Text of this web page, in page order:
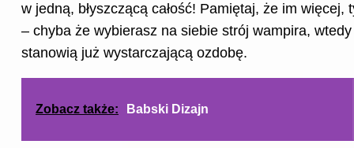
w jedną, błyszczącą całość! Pamiętaj, że im więcej,
– chyba że wybierasz na siebie strój wampira, wtedy
stanowią już wystarczającą ozdobę.
Zobacz także: Babski Dizajn